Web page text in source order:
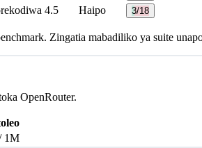
4.5 Haipo 3/18
Zingatia mabadiliko ya suite
OpenRouter.
1M